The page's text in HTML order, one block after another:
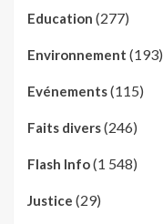
Education (277)
Environnement (193)
Evénements(115)
Faits divers(246)
Flash Info(1 548)
Justice (29)